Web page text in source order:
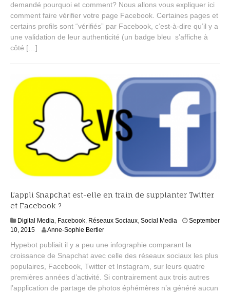
b
e
r
4
1
demandé pourquoi et comment? Nous allons vous expliquer ici
comment faire vérifier votre page Facebook. Certaines pages et
certains profils sont “vérifiés” par Facebook, c’est-à-dire qu’il y a
une validation de leur authenticité (un badge bleu s’affiche à
côté […]
L’appli Snapchat est-elle en train de supplanter Twitter
et Facebook ?
Digital Media, Facebook, Réseaux Sociaux, Social Media
September
10, 2015S
p
t
e
m
b
Anne-Sophie Bertier
Hypebot publiait il y a peu une infographie comparant la
croissance de Snapchat avec celle des réseaux sociaux les plus
populaires, Facebook, Twitter et Instagram, sur leurs quatre
premières années d’activité. Si contrairement aux trois autres
l’application de partage de photos éphémères n’a généré aucun